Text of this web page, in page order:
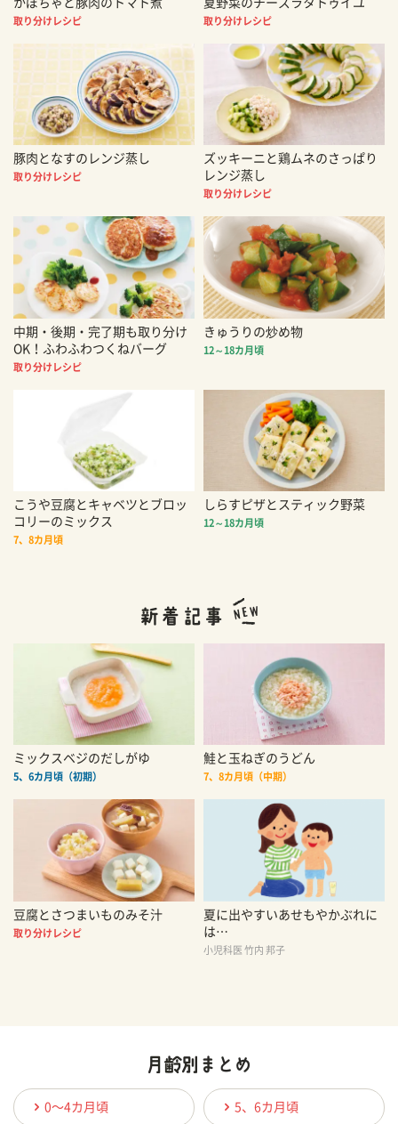
かぼちゃと豚肉のトマト煮
取り分けレシピ
夏野菜のチーズラタトゥイユ
取り分けレシピ
豚肉となすのレンジ蒸し
取り分けレシピ
ズッキーニと鶏ムネのさっぱり
レンジ蒸し
取り分けレシピ
中期・後期・完了期も取り分け
OK！ふわふわつくねバーグ
取り分けレシピ
きゅうりの炒め物
12～18カ月頃
こうや豆腐とキャベツとブロッ
コリーのミックス
7、8カ月頃
しらすピザとスティック野菜
12～18カ月頃
ミックスベジのだしがゆ
5、6カ月頃（初期）
鮭と玉ねぎのうどん
7、8カ月頃（中期）
豆腐とさつまいものみそ汁
取り分けレシピ
夏に出やすいあせもやかぶれに
は…
小児科医 竹内 邦子
0〜4カ月頃 5、6カ月頃